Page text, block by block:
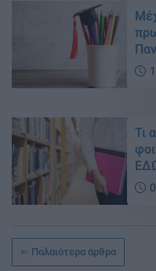
Τι
Παλαιότερα άρθρα